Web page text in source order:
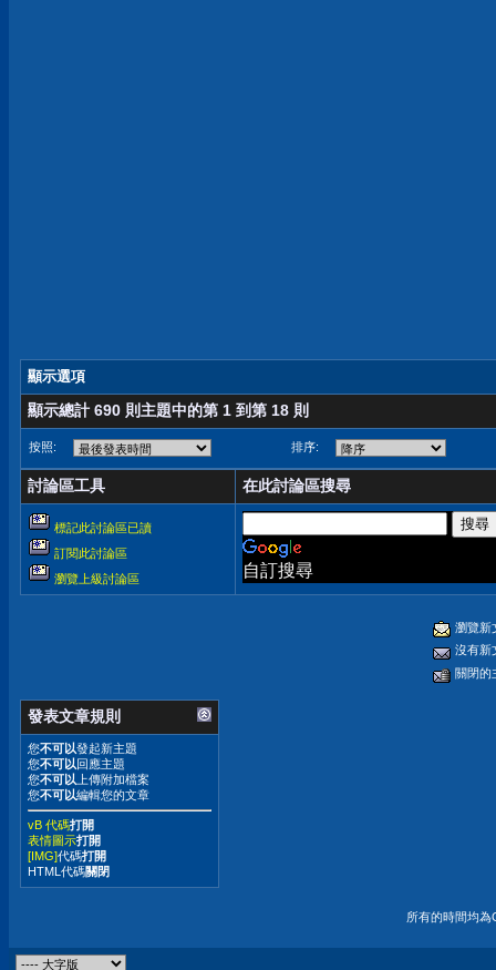
顯示選項
顯示總計 690 則主題中的第 1 到第 18 則
按照: 排序:
討論區工具 在此討論區搜尋
標記此討論區已讀
訂閱此討論區
瀏覽上級討論區
自訂搜尋
瀏覽新
沒有新
關閉的
發表文章規則
您不可以發起新主題
您不可以回應主題
您不可以 上傳附加檔案
您不可以編輯您的文章
vB 代碼打開
表情圖示打開
[IMG]代碼打開
HTML代碼關閉
所有的時間均為